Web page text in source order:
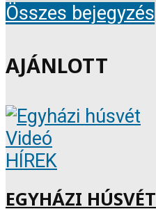
Összes bejegyzés
AJÁNLOTT
Videó
HÍREK
EGYHÁZI HÚSVÉT